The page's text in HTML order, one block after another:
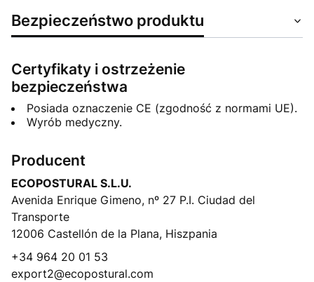
Bezpieczeństwo produktu
Certyfikaty i ostrzeżenie
bezpieczeństwa
Posiada oznaczenie CE (zgodność z normami UE).
Wyrób medyczny.
Producent
ECOPOSTURAL S.L.U.
Avenida Enrique Gimeno, nº 27 P.I. Ciudad del
Transporte
12006 Castellón de la Plana, Hiszpania
+34 964 20 01 53
export2@ecopostural.com